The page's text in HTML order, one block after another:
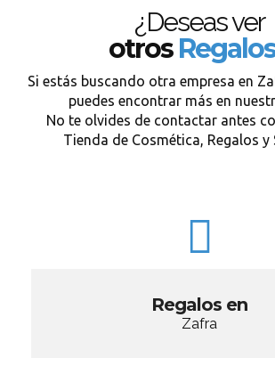
¿Deseas ver
otros
Si estás buscando otra empresa en
puedes encontrar más en
No te olvides de contactar antes
Tienda de Cosmética, Regalos y
Regalos en
Zafra